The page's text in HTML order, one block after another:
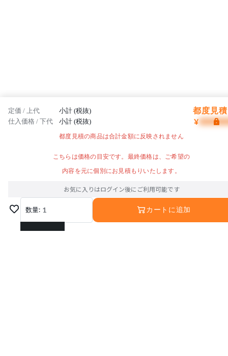
定価 / 上代 小計 (税抜) 都度見
仕入価格 / 下代 小計 (税抜) ¥
都度見積の商品は合計金額に反映されません
こちらは価格の目安です。最終価格は、ご希望の
内容を元に個別にお見積もりいたします。
お気に入りはログイン後にご利用可能です
数量: 1
1
カートに追加